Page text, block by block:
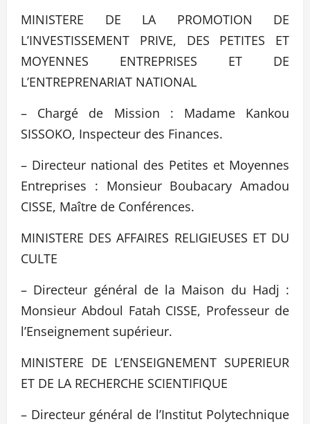
MINISTERE DE LA PROMOTION DE
L’INVESTISSEMENT PRIVE, DES PETITES ET
MOYENNES ENTREPRISES ET DE
L’ENTREPRENARIAT NATIONAL
– Chargé de Mission : Madame Kankou
SISSOKO, Inspecteur des Finances.
– Directeur national des Petites et Moyennes
Entreprises : Monsieur Boubacary Amadou
CISSE, Maître de Conférences.
MINISTERE DES AFFAIRES RELIGIEUSES ET DU
CULTE
– Directeur général de la Maison du Hadj :
Monsieur Abdoul Fatah CISSE, Professeur de
l’Enseignement supérieur.
MINISTERE DE L’ENSEIGNEMENT SUPERIEUR
ET DE LA RECHERCHE SCIENTIFIQUE
– Directeur général de l’Institut Polytechnique